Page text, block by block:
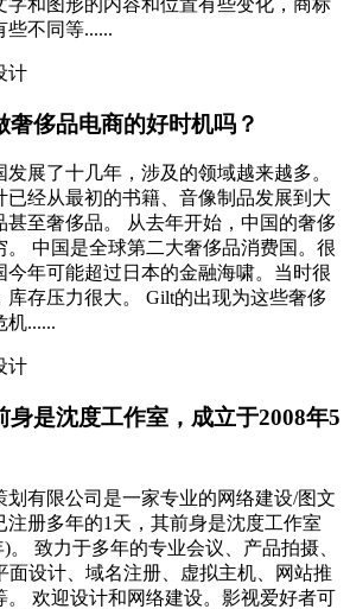
字和图形的内容和位置有些变化，商标
些不同等......
奢侈品电商的好时机吗？
发展了十几年，涉及的领域越来越多。
已经从最初的书籍、音像制品发展到大
甚至奢侈品。 从去年开始，中国的奢侈
。 中国是全球第二大奢侈品消费国。很
今年可能超过日本的金融海啸。当时很
库存压力很大。 Gilt的出现为这些奢侈
机......
身是沈度工作室，成立于2008年5
划有限公司是一家专业的网络建设/图文
注册多年的1天，其前身是沈度工作室
。 致力于多年的专业会议、产品拍摄、
面设计、域名注册、虚拟主机、网站推
。 欢迎设计和网络建设。影视爱好者可